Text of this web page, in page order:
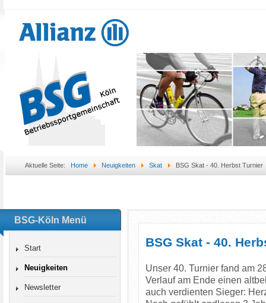
Aktuelle Seite:Home Neuigkeiten Skat BSG Skat - 40. Herbst Turnier
BSG-Köln Menü
Start
Neuigkeiten
Newsletter
BSG Skat - 40.
Unser 40. Turnier fand am
Verlauf am Ende einen
auch verdienten Sieger: